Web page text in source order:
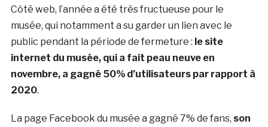
Côté web, l’année a été très fructueuse pour le
musée, qui notamment a su garder un lien avec le
public pendant la période de fermeture : le site
internet du musée, qui a fait peau neuve en
novembre, a gagné 50% d’utilisateurs par rapport à
2020.
La page Facebook du musée a gagné 7% de fans, son